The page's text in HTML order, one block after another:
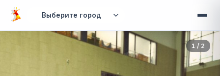
Перейти к основному содержанию
Вы здесь 1 / 2